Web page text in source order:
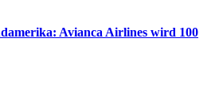
Avianca Airlines wird 100